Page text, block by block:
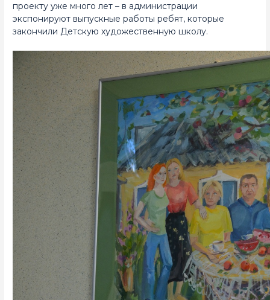
проекту уже много лет – в администрации
экспонируют выпускные работы ребят, которые
закончили Детскую художественную школу.